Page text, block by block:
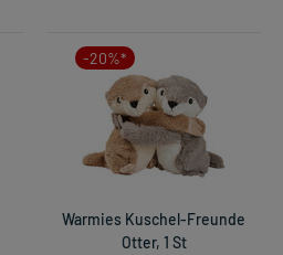
-20%*
Warmies Kuschel-Freunde
Otter, 1 St